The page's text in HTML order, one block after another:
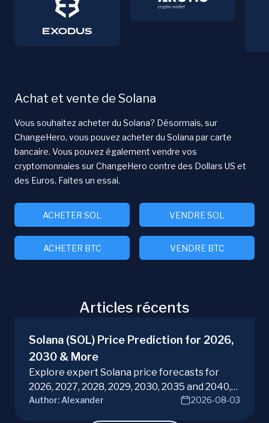
Achat et vente de Solana
Vous souhaitez acheter du Solana? Désormais, sur
ChangeHero, vous pouvez acheter du Solana par carte
bancaire. Vous pouvez également vendre vos
cryptomonnaies sur ChangeHero contre des Dollars US et
des Euros. Faites un essai.
ACHETER SOL VENDRE SOL
ACHETER BTC VENDRE BTC
Articles récents
Solana (SOL) Price Prediction for 2026,
2030 & More
Explore expert Solana price forecasts for
2026, 2027, 2028, 2029, 2030, 2035 and 2040,
diving into SOL potential in the evolving
Author: Alexander 2026-08-03